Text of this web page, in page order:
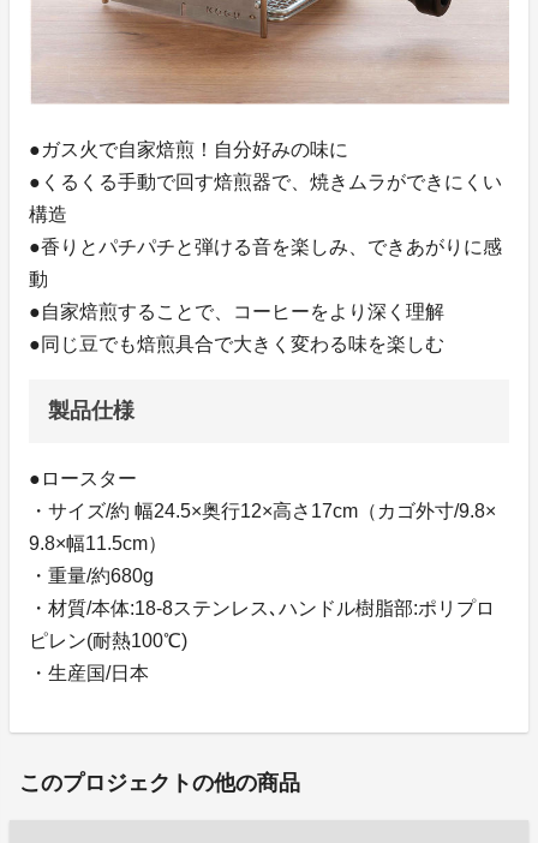
●ガス火で自家焙煎！自分好みの味に
●くるくる手動で回す焙煎器で、焼きムラができにくい
構造
●香りとパチパチと弾ける音を楽しみ、できあがりに感
動
●自家焙煎することで、コーヒーをより深く理解
●同じ豆でも焙煎具合で大きく変わる味を楽しむ
製品仕様
●ロースター
・サイズ/約 幅24.5×奥行12×高さ17cm（カゴ外寸/9.8×
9.8×幅11.5cm）
・重量/約680g
・材質/本体:18-8ステンレス､ハンドル樹脂部:ポリプロ
ピレン(耐熱100℃)
・生産国/日本
このプロジェクトの他の商品